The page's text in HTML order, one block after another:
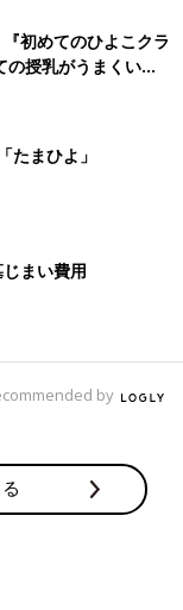
と尿路結石となるの
すら困難になった
あるため、痛風発
す。
初めてのひよこクラ
の授乳がうまくい
のトラブル 解決テ
たまひよ」
まい費用
by